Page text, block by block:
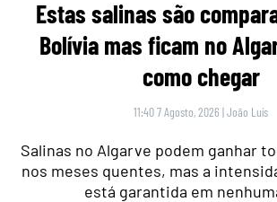
Estas salinas são
Bolívia mas ficam no
como chegar
11:40 7 Agosto, 2026 |João Luís
Salinas no Algarve podem ganhar
nos meses quentes, mas a
está garantida em